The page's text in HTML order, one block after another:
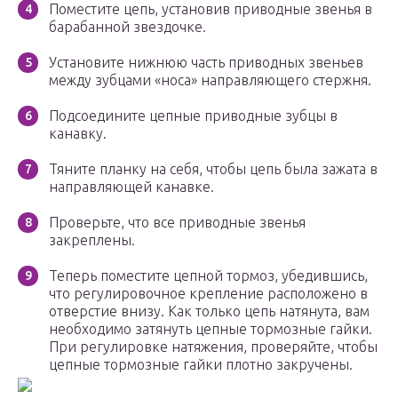
Поместите цепь, установив приводные звенья в
барабанной звездочке.
Установите нижнюю часть приводных звеньев
между зубцами «носа» направляющего стержня.
Подсоедините цепные приводные зубцы в
канавку.
Тяните планку на себя, чтобы цепь была зажата в
направляющей канавке.
Проверьте, что все приводные звенья
закреплены.
Теперь поместите цепной тормоз, убедившись,
что регулировочное крепление расположено в
отверстие внизу. Как только цепь натянута, вам
необходимо затянуть цепные тормозные гайки.
При регулировке натяжения, проверяйте, чтобы
цепные тормозные гайки плотно закручены.